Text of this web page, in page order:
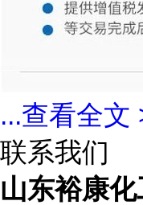
...查看全文
联系我们
山东裕康化